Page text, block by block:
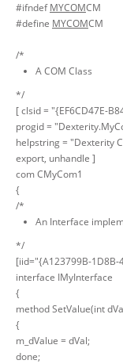
#ifndefMYCOMCM
#define MYCOMCM
/*
A COM Class
*/
[ clsid = "{EF6CD47E-
progid =
helpstring = "Dexterity
export, unhandle ]
com CMyCom1
{
/*
An Interface
*/
[iid="{A123799B-
interface IMyInterface
{
method SetValue(int
{
m_dValue = dVal;
done;